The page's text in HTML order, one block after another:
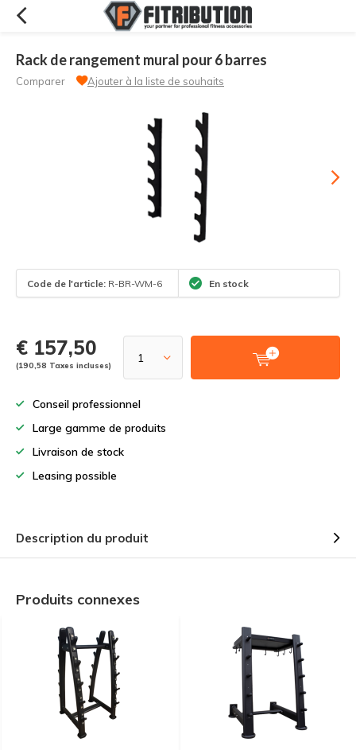
Rack de rangement mural pour 6 barres
Comparer Ajouter à la liste de souhaits
Code de l'article: R-BR-WM-6 En stock
€ 157,50
(190,58 Taxes incluses)
Conseil professionnel
Large gamme de produits
Livraison de stock
Leasing possible
Description du produit
Produits connexes